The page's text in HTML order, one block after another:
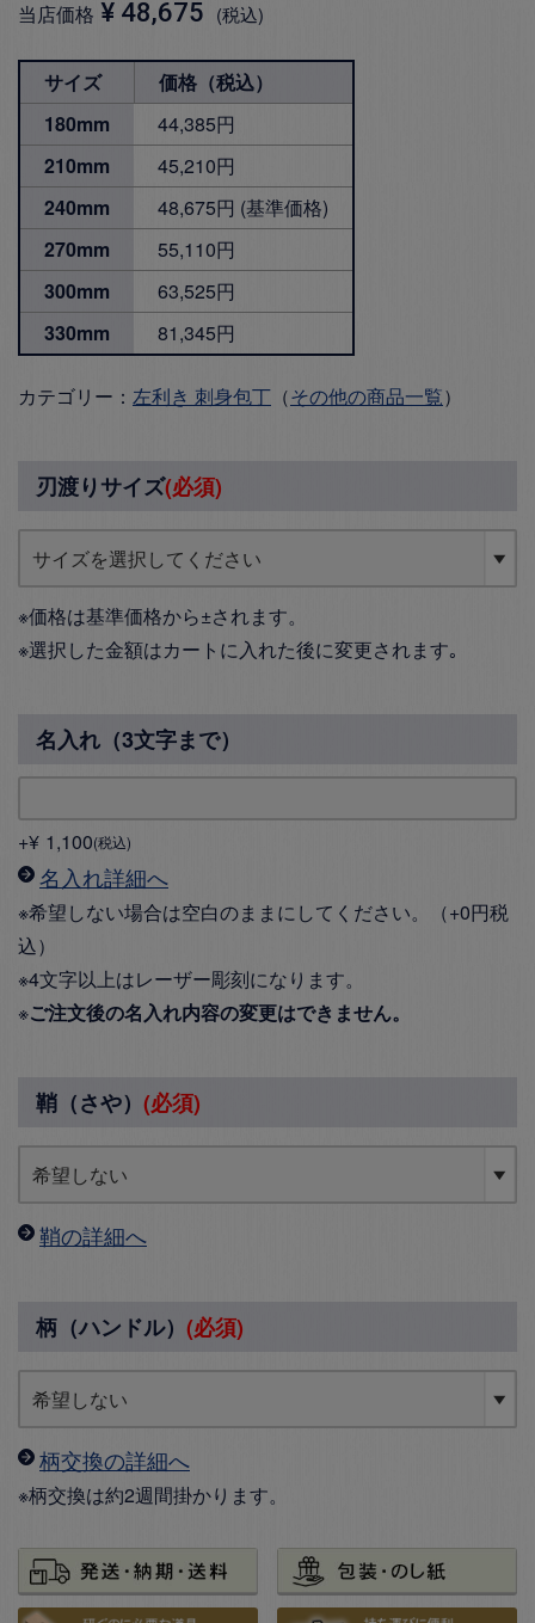
当店価格 ¥ 48,675 税込
サイズ
価格（税込）
180mm
44,385円
210mm
45,210円
240mm
48,675円 (基準価格)
270mm
55,110円
300mm
63,525円
330mm
81,345円
カテゴリー： 左利き 刺身包丁 （その他の商品一覧）
刃渡りサイズ(必須)
※価格は基準価格から±されます。
※選択した金額はカートに入れた後に変更されます｡
名入れ（3文字まで）
+¥ 1,100 税込
名入れ詳細へ
※希望しない場合は空白のままにしてください。（+0円税
込）
※4文字以上はレーザー彫刻になります。
※ご注文後の名入れ内容の変更はできません。
鞘（さや） (必須)
鞘の詳細へ
柄（ハンドル） (必須)
柄交換の詳細へ
※柄交換は約2週間掛かります。